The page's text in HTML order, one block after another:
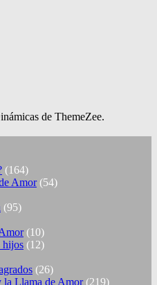
de ThemeZee.
(164)
Amor(54)
(95)
(10)
hijos (12)
(26)
la Llama de Amor(219)